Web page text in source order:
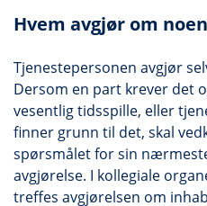
Hvem avgjør om
Tjenestepersonen avgjør
Dersom en part krever det
vesentlig tidsspille, eller
finner grunn til det, skal
spørsmålet for sin
avgjørelse. I kollegiale
treffes avgjørelsen om